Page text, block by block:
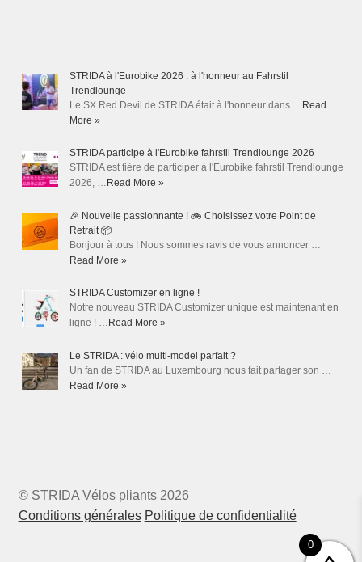
STRIDA à l'Eurobike 2026 : à l'honneur au Fahrstil
Trendlounge
Le SX Red Devil de STRIDA était à l'honneur dans … Read
More »
STRIDA participe à l'Eurobike fahrstil Trendlounge 2026
STRIDA est fière de participer à l'Eurobike fahrstil Trendlounge
2026, … Read More »
🎉 Nouvelle passionnante ! 🚲 Choisissez votre Point de
Retrait 📦
Bonjour à tous ! Nous sommes ravis de vous annoncer …
Read More »
STRIDA Customizer en ligne !
Notre nouveau STRIDA Customizer unique est maintenant en
ligne ! … Read More »
Le STRIDA : vélo multi-model parfait ?
Un fan de STRIDA au Luxembourg nous fait partager son …
Read More »
© STRIDA Vélos pliants 2026
Conditions générales Politique de confidentialité
0